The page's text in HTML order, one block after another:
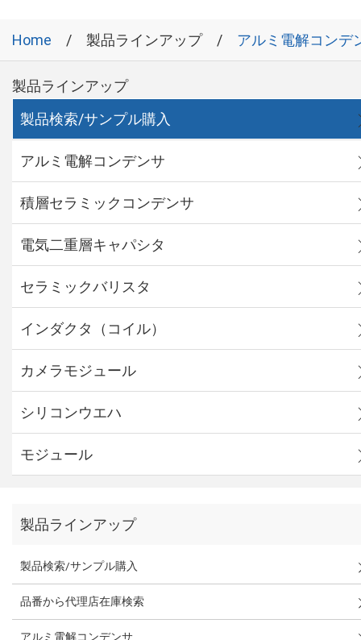
Home 製品ラインアップ アルミ電解コンデ
製品ラインアップ
製品検索/サンプル購入
アルミ電解コンデンサ
積層セラミックコンデンサ
電気二重層キャパシタ
セラミックバリスタ
インダクタ（コイル）
カメラモジュール
シリコンウエハ
モジュール
製品ラインアップ
製品検索/サンプル購入
品番から代理店在庫検索
アルミ電解コンデンサ